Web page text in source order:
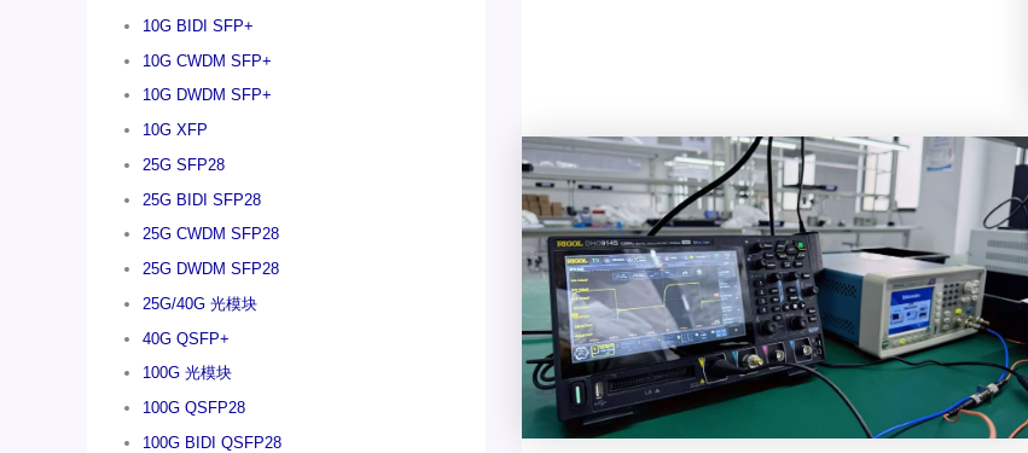
10G BIDI SFP+
10G CWDM SFP+
10G DWDM SFP+
10G XFP
25G SFP28
25G BIDI SFP28
25G CWDM SFP28
25G DWDM SFP28
25G/40G 光模块
40G QSFP+
100G 光模块
100G QSFP28
100G BIDI QSFP28